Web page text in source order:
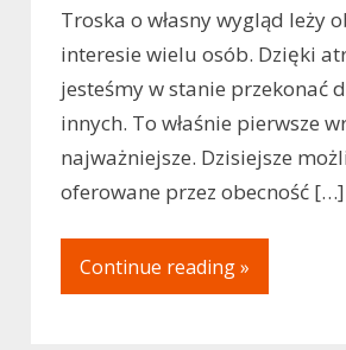
Troska o własny wygląd leży
interesie wielu osób. Dzięki
jesteśmy w stanie przekonać
innych. To właśnie pierwsze
najważniejsze. Dzisiejsze
oferowane przez obecność […]
Continue reading »